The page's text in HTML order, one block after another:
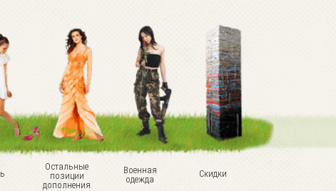
Остальные
позиции
дополнения
Военная
одежда
Скидки